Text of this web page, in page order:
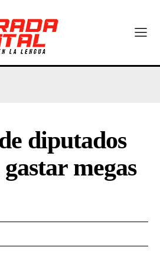
diputados
megas